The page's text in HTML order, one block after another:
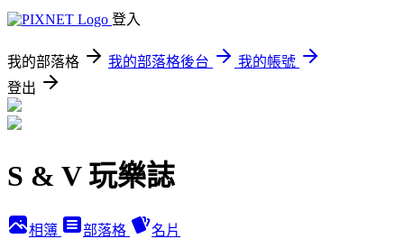
登入
我的部落格 我的部落格後台
我的帳號
登出
S & V 玩樂誌
相簿 部落格 名片